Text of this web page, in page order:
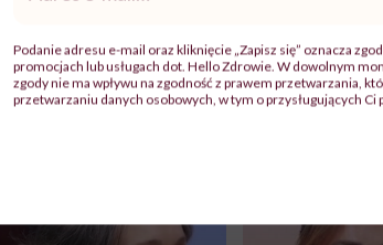
gotowe posiłki. Oczywiście musisz pamiętać,
Rolki
mail*
Podanie adresu e-mail oraz kliknięcie „Zapisz się” oznacza
promocjach lub usługach dot. Hello Zdrowie. W dowolnym
zgody nie ma wpływu na zgodność z prawem przetwarzania,
przetwarzaniu danych osobowych, w tym o przysługujących Ci